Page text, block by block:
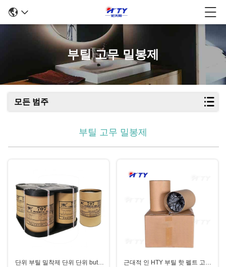
부틸 고무 밀봉제
모든 범주
부틸 고무 밀봉제
단위 부틸 밀착제 단위 단위 butyl
근대적 인 HTY 부틸 핫 펠트 고무